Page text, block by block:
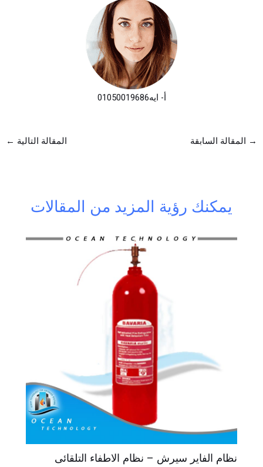
أ- ايه01050019686
→ المقالة السابقة المقالة التالية ←
يمكنك رؤية المزيد من المقالات
نظام الفاير سيرش – نظام الاطفاء التلقائى